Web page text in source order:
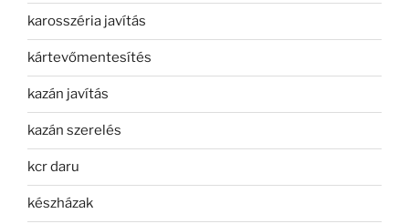
karosszéria javítás
kártevőmentesítés
kazán javítás
kazán szerelés
kcr daru
készházak